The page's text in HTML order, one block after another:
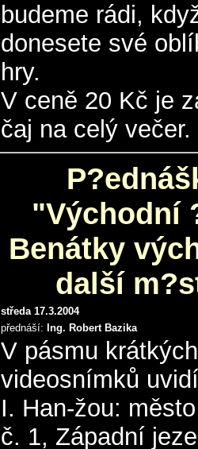
budeme rádi,
donesete své
hry.
V ceně 20 Kč je
čaj na celý večer.
"Východní
Benátky
další
středa 17.3.2004
přednáší: Ing. Robert Bazika
V pásmu krátkých
videosnímků
I. Han-žou:
č. 1, Západní